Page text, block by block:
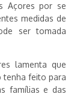
Açores por se
medidas de
ser tomada
lamenta que
feito para
famílias e das